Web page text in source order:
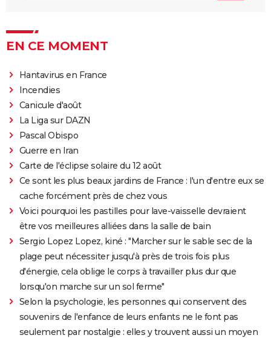
EN CE MOMENT
Hantavirus en France
Incendies
Canicule d'août
La Liga sur DAZN
Pascal Obispo
Guerre en Iran
Carte de l'éclipse solaire du 12 août
Ce sont les plus beaux jardins de France : l'un d'entre eux se
cache forcément près de chez vous
Voici pourquoi les pastilles pour lave-vaisselle devraient
être vos meilleures alliées dans la salle de bain
Sergio Lopez Lopez, kiné : "Marcher sur le sable sec de la
plage peut nécessiter jusqu'à près de trois fois plus
d'énergie, cela oblige le corps à travailler plus dur que
lorsqu'on marche sur un sol ferme"
Selon la psychologie, les personnes qui conservent des
souvenirs de l'enfance de leurs enfants ne le font pas
seulement par nostalgie : elles y trouvent aussi un moyen